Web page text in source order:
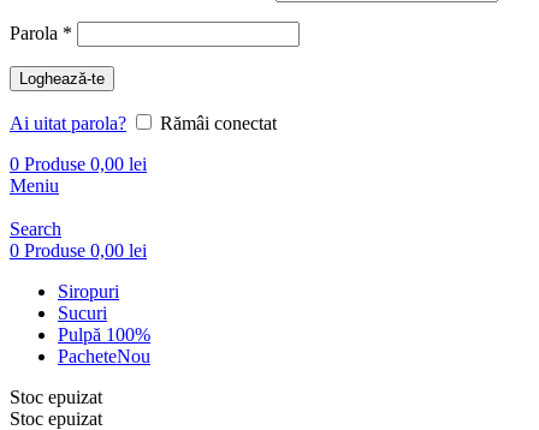
Parola *
Loghează-te
Ai uitat parola?
Rămâi conectat
0 Produse 0,00 lei
Meniu
Search
0 Produse 0,00 lei
Siropuri
Sucuri
Pulpă 100%
PacheteNou
Stoc epuizat
Stoc epuizat